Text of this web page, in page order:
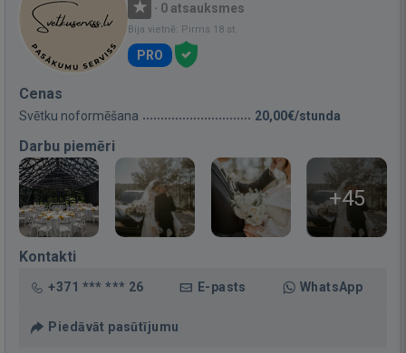
· 0 atsauksmes
Bija vietnē: Pirms 18 st.
PRO
Cenas
Svētku noformēšana 20,00€/stunda
Darbu piemēri
+45
Kontakti
+371 *** *** 26 E-pasts WhatsApp
Piedāvāt pasūtījumu